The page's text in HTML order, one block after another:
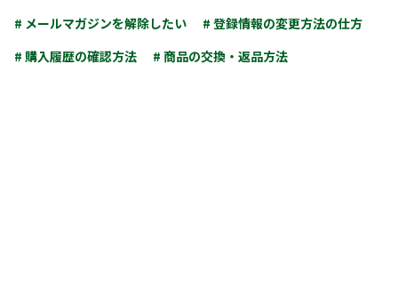
# メールマガジンを解除したい
# 登録情報の変更方法の仕方
# 購入履歴の確認方法
# 商品の交換・返品方法